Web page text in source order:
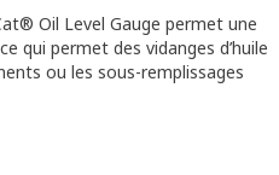
Oil Level Gauge permet une
qui permet des vidanges d’huile
ou les sous-remplissages